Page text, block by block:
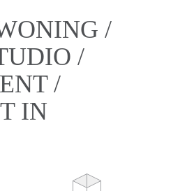
/
/
/
IN